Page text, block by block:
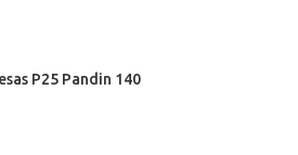
P25 Pandin 140